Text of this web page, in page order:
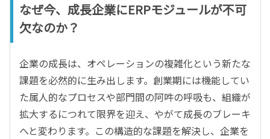
なぜ今、成長企業にERPモジュールが不可
欠なのか？
企業の成長は、オペレーションの複雑化という新たな
課題を必然的に生み出します。創業期には機能してい
た属人的なプロセスや部門間の阿吽の呼吸も、組織が
拡大するにつれて限界を迎え、やがて成長のブレーキ
へと変わります。この構造的な課題を解決し、企業を